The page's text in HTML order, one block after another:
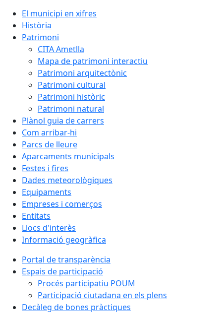
El municipi en xifres
Història
Patrimoni
CITA Ametlla
Mapa de patrimoni interactiu
Patrimoni arquitectònic
Patrimoni cultural
Patrimoni històric
Patrimoni natural
Plànol guia de carrers
Com arribar-hi
Parcs de lleure
Aparcaments municipals
Festes i fires
Dades meteorològiques
Equipaments
Empreses i comerços
Entitats
Llocs d'interès
Informació geogràfica
Portal de transparència
Espais de participació
Procés participatiu POUM
Participació ciutadana en els plens
Decàleg de bones pràctiques